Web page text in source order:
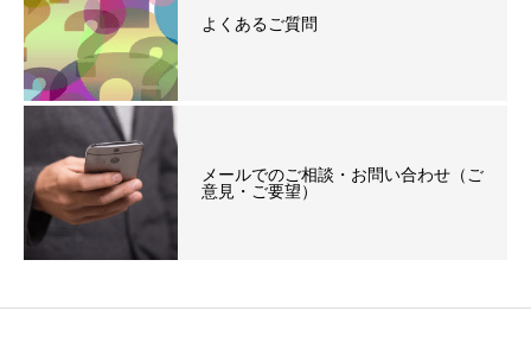
よくあるご質問
メールでのご相談・お問い合わせ（ご
意見・ご要望）